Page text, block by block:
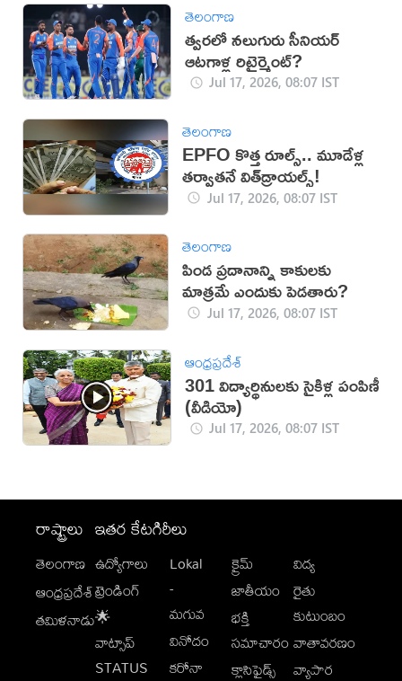
తెలంగాణ
త్వరలో నలుగురు సీనియర్
ఆటగాళ్ల రిటైర్మెంట్?
Jul 17, 2026, 08:07 IST
తెలంగాణ
EPFO కొత్త రూల్స్.. మూడేళ్ల
తర్వాతనే విత్‌డ్రాయల్స్!
Jul 17, 2026, 08:07 IST
తెలంగాణ
పిండ ప్రదానాన్ని కాకులకు
మాత్రమే ఎందుకు పెడతారు?
Jul 17, 2026, 08:07 IST
ఆంధ్రప్రదేశ్
301 విద్యార్థినులకు సైకిళ్ల పంపిణీ
(వీడియో)
Jul 17, 2026, 08:07 IST
రాష్ట్రాలు
తెలంగాణ
ఆంధ్రప్రదేశ్
తమిళనాడు
ఇతర కేటగిరీలు
ఉద్యోగాలు
ట్రెండింగ్
🌟
వాట్సాప్
STATUS
Lokal
-
మగువ
వినోదం
కరోనా
క్రైమ్
జాతీయం
భక్తి
సమాచారం
క్లాసిఫైడ్స్
విద్య
రైతు
కుటుంబం
వాతావరణం
వ్యాపార